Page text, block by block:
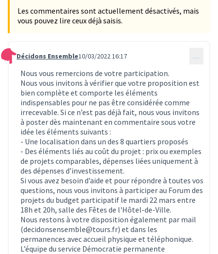
Les commentaires sont actuellement désactivés, mais
vous pouvez lire ceux déjà saisis.
Commentaire 235
Décidons Ensemble10/03/2022 16:17 …
Nous vous remercions de votre participation.
Nous vous invitons à vérifier que votre proposition est
bien complète et comporte les éléments
indispensables pour ne pas être considérée comme
irrecevable. Si ce n’est pas déjà fait, nous vous invitons
à poster dès maintenant en commentaire sous votre
idée les éléments suivants :
- Une localisation dans un des 8 quartiers proposés
- Des éléments liés au coût du projet : prix ou exemples
de projets comparables, dépenses liées uniquement à
des dépenses d’investissement.
Si vous avez besoin d’aide et pour répondre à toutes vos
questions, nous vous invitons à participer au Forum des
projets du budget participatif le mardi 22 mars entre
18h et 20h, salle des Fêtes de l'Hôtel-de-Ville.
Nous restons à votre disposition également par mail
(decidonsensemble@tours.fr) et dans les
permanences avec accueil physique et téléphonique.
L’équipe du service Démocratie permanente